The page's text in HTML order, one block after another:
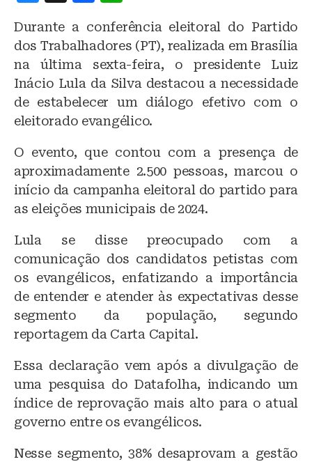
e
s
k
y
c
e
b
o
o
k
h
at
s
A
p
p
Durante a conferência eleitoral do Partido
dos Trabalhadores (PT), realizada em Brasília
na última sexta-feira, o presidente Luiz
Inácio Lula da Silva destacou a necessidade
de estabelecer um diálogo efetivo com o
eleitorado evangélico.
O evento, que contou com a presença de
aproximadamente 2.500 pessoas, marcou o
início da campanha eleitoral do partido para
as eleições municipais de 2024.
Lula se disse preocupado com a
comunicação dos candidatos petistas com
os evangélicos, enfatizando a importância
de entender e atender às expectativas desse
segmento da população, segundo
reportagem da Carta Capital.
Essa declaração vem após a divulgação de
uma pesquisa do Datafolha, indicando um
índice de reprovação mais alto para o atual
governo entre os evangélicos.
Nesse segmento, 38% desaprovam a gestão